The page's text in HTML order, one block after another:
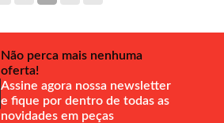
Não perca mais nenhuma
oferta!
Assine agora nossa newsletter
e fique por dentro de todas as
novidades em peças